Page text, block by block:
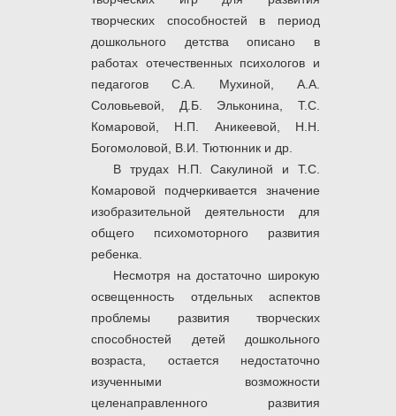
творческих способностей в период
дошкольного детства описано в
работах отечественных психологов и
педагогов С.А. Мухиной, А.А.
Соловьевой, Д.Б. Эльконина, Т.С.
Комаровой, Н.П. Аникеевой, Н.Н.
Богомоловой, В.И. Тютюнник и др.
В трудах Н.П. Сакулиной и Т.С.
Комаровой подчеркивается значение
изобразительной деятельности для
общего психомоторного развития
ребенка.
Несмотря на достаточно широкую
освещенность отдельных аспектов
проблемы развития творческих
способностей детей дошкольного
возраста, остается недостаточно
изученными возможности
целенаправленного развития